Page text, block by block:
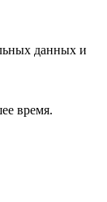
данных и
время.